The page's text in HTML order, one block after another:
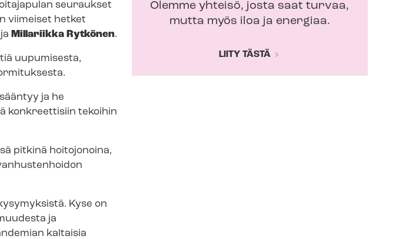
seuraukset
viimeiset hetket
Millariikka Rytkönen.
uupumisesta,
ja he
konkreettisiin tekoihin
pitkinä hoitojonoina,
Kyse on
ja
kaltaisia
Olemme yhteisö, josta saat turvaa,
mutta myös iloa ja energiaa.
LIITY TÄSTÄ